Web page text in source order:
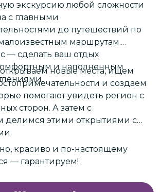
экскурсию любой сложности
с главными
до путешествий по
маршрутам.
— сделать ваш отдых
и наполненным
новые места, ищем
и создаем
помогают увидеть регион с
сторон. А затем с
делимся этими открытиями с
красиво и по-настоящему
— гарантируем!